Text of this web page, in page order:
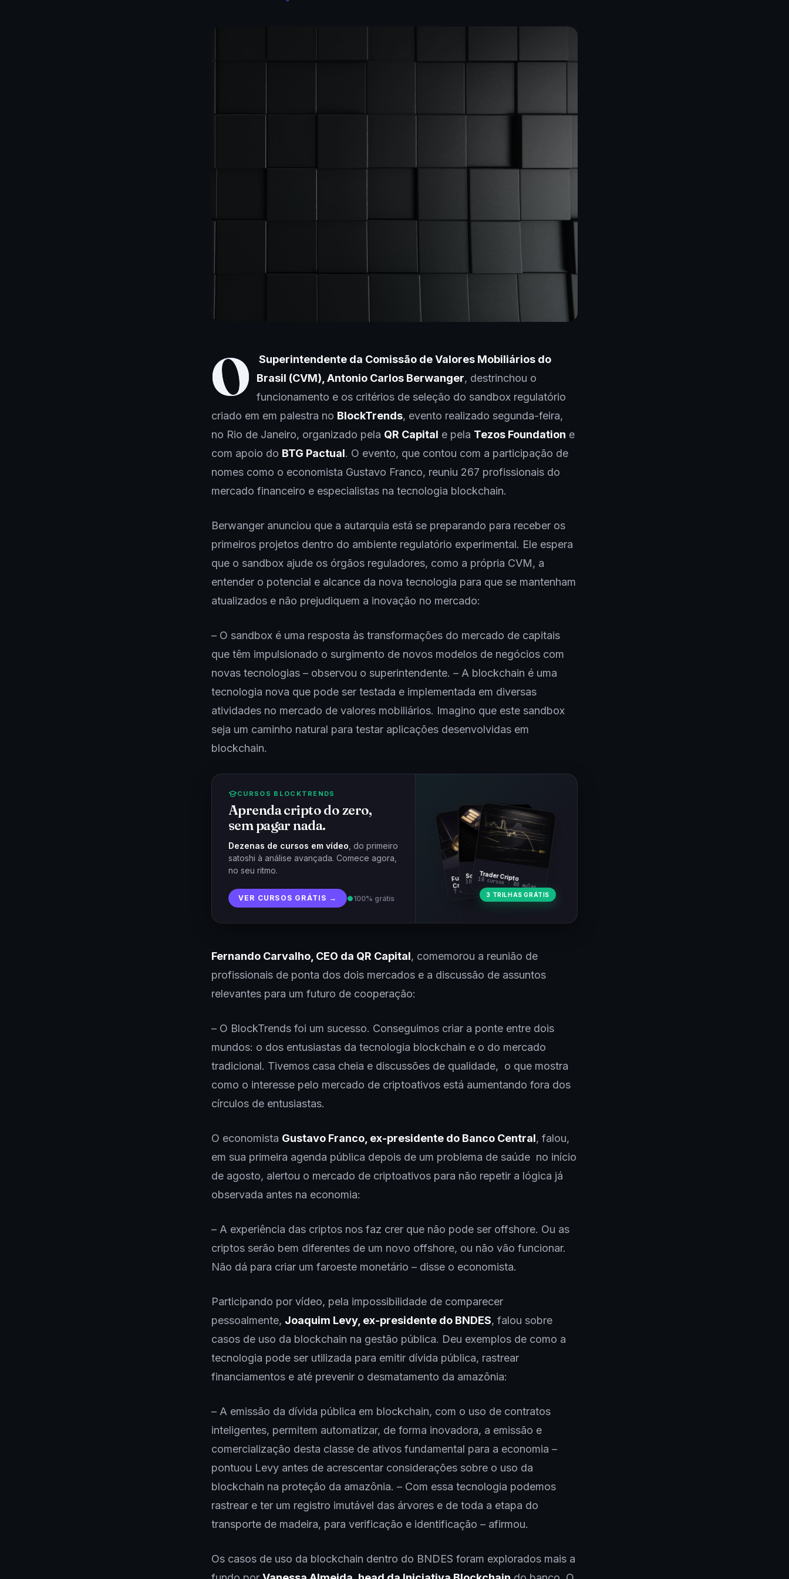
O
Superintendente da Comissão de Valores Mobiliários do
Brasil (CVM), Antonio Carlos Berwanger, destrinchou o
funcionamento e os critérios de seleção do sandbox regulatório
criado em em palestra no BlockTrends, evento realizado segunda-feira,
no Rio de Janeiro, organizado pela QR Capital e pela Tezos Foundation e
com apoio do BTG Pactual. O evento, que contou com a participação de
nomes como o economista Gustavo Franco, reuniu 267 profissionais do
mercado financeiro e especialistas na tecnologia blockchain.
Berwanger anunciou que a autarquia está se preparando para receber os
primeiros projetos dentro do ambiente regulatório experimental. Ele espera
que o sandbox ajude os órgãos reguladores, como a própria CVM, a
entender o potencial e alcance da nova tecnologia para que se mantenham
atualizados e não prejudiquem a inovação no mercado:
– O sandbox é uma resposta às transformações do mercado de capitais
que têm impulsionado o surgimento de novos modelos de negócios com
novas tecnologias – observou o superintendente. – A blockchain é uma
tecnologia nova que pode ser testada e implementada em diversas
atividades no mercado de valores mobiliários. Imagino que este sandbox
seja um caminho natural para testar aplicações desenvolvidas em
blockchain.
CURSOS BLOCKTRENDS
Aprenda cripto do zero,
sem pagar nada.
Dezenas de cursos em vídeo, do primeiro
satoshi à análise avançada. Comece agora,
no seu ritmo.
VER CURSOS GRÁTIS → ●100% grátis
Fundamentos
Cripto
7 cursos · 31 aulas
Trader Cripto
18 cursos · 80 aulas
Soberania Bitcoin
10 cursos · 44 aulas
3 TRILHAS GRÁTIS
Fernando Carvalho, CEO da QR Capital, comemorou a reunião de
profissionais de ponta dos dois mercados e a discussão de assuntos
relevantes para um futuro de cooperação:
– O BlockTrends foi um sucesso. Conseguimos criar a ponte entre dois
mundos: o dos entusiastas da tecnologia blockchain e o do mercado
tradicional. Tivemos casa cheia e discussões de qualidade, o que mostra
como o interesse pelo mercado de criptoativos está aumentando fora dos
círculos de entusiastas.
O economista Gustavo Franco, ex-presidente do Banco Central, falou,
em sua primeira agenda pública depois de um problema de saúde no início
de agosto, alertou o mercado de criptoativos para não repetir a lógica já
observada antes na economia:
– A experiência das criptos nos faz crer que não pode ser offshore. Ou as
criptos serão bem diferentes de um novo offshore, ou não vão funcionar.
Não dá para criar um faroeste monetário – disse o economista.
Participando por vídeo, pela impossibilidade de comparecer
pessoalmente, Joaquim Levy, ex-presidente do BNDES, falou sobre
casos de uso da blockchain na gestão pública. Deu exemplos de como a
tecnologia pode ser utilizada para emitir dívida pública, rastrear
financiamentos e até prevenir o desmatamento da amazônia:
– A emissão da dívida pública em blockchain, com o uso de contratos
inteligentes, permitem automatizar, de forma inovadora, a emissão e
comercialização desta classe de ativos fundamental para a economia –
pontuou Levy antes de acrescentar considerações sobre o uso da
blockchain na proteção da amazônia. – Com essa tecnologia podemos
rastrear e ter um registro imutável das árvores e de toda a etapa do
transporte de madeira, para verificação e identificação – afirmou.
Os casos de uso da blockchain dentro do BNDES foram explorados mais a